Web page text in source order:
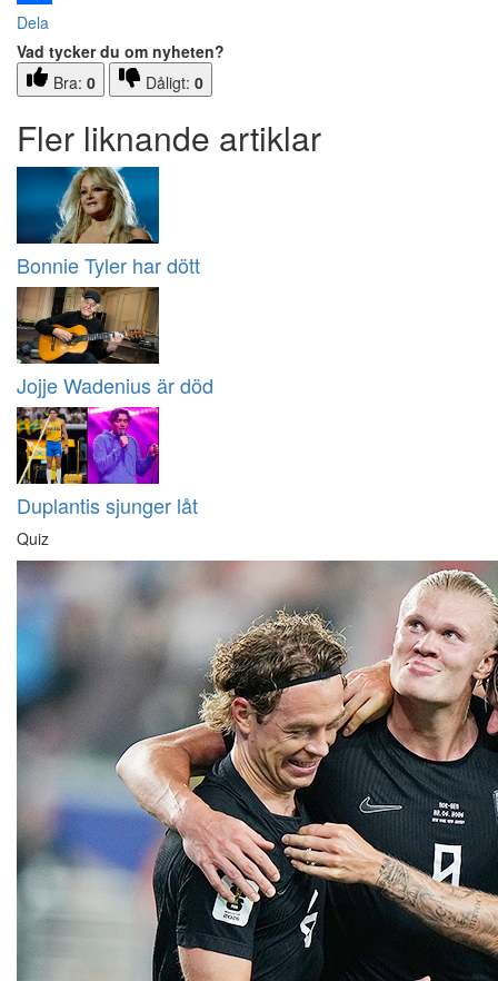
Dela
Vad tycker du om nyheten?
Bra: 0 Dåligt: 0
Fler liknande artiklar
Bonnie Tyler har dött
Jojje Wadenius är död
Duplantis sjunger låt
Quiz